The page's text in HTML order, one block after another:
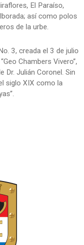
El Paraíso,
así como polos
de la urbe.
3, creada el 3 de julio
Chambers Vivero”,
Dr. Julián Coronel. Sin
siglo XIX como la